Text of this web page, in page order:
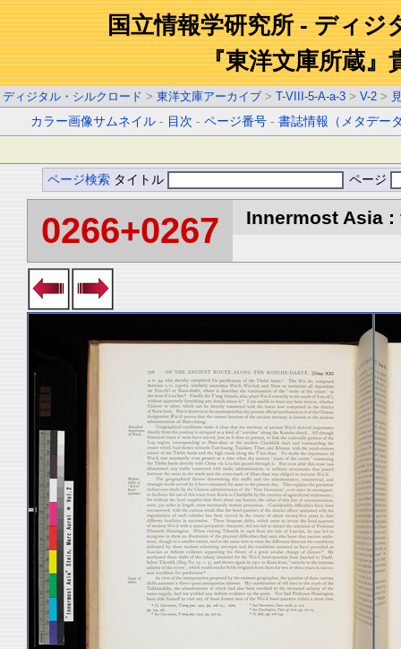
国立情報学研究所 - ディジ
『東洋文庫所蔵』
ディジタル・シルクロード > 東洋文庫アーカイブ > T-VIII-5-A-a-3 > V-2 >
カラー画像サムネイル - 目次 -ページ番号 -書誌情報（メタデー
ページ検索 タイトル ページ
0266+0267 Innermost Asia :